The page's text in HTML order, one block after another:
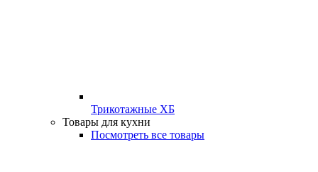
Трикотажные ХБ
Товары для кухни
Посмотреть все товары